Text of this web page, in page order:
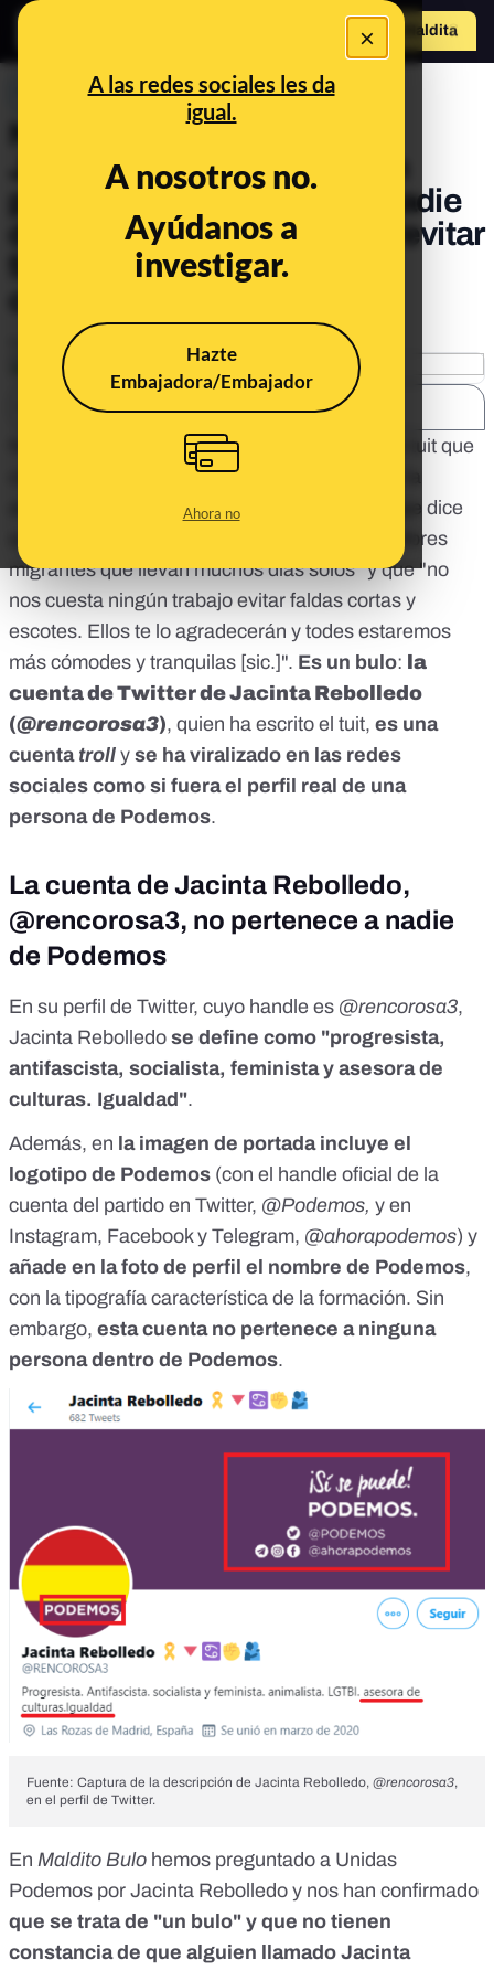
×
A las redes sociales les da
igual.
A nosotros no.
Ayúdanos a
investigar.
Hazte
Embajadora/Embajador
Ahora no
Hazte Maldito
PREBUNKING
No, la cuenta de Twitter de
Jacinta Rebolledo no es un
perfil real de Podemos ni nadie
de este partido ha pedido "evitar
faldas y escotes": es una
Publicado el
SHARE:
Nos habéis preguntado por una captura de un tuit que
circula en redes sociales junto a la imagen de la
alcaldesa de Barcelona, Ada Colau. El mensaje dice
que "estos días vamos a acoger a 20.000 hombres
migrantes que llevan muchos días solos" y que "no
nos cuesta ningún trabajo evitar faldas cortas y
escotes. Ellos te lo agradecerán y todes estaremos
más cómodes y tranquilas [sic.]". Es un bulo: la
cuenta de Twitter de Jacinta Rebolledo
(@rencorosa3), quien ha escrito el tuit, es una
cuenta troll y se ha viralizado en las redes
sociales como si fuera el perfil real de una
persona de Podemos.
La cuenta de Jacinta Rebolledo,
@rencorosa3, no pertenece a nadie
de Podemos
En su perfil de Twitter, cuyo handle es @rencorosa3,
Jacinta Rebolledo se define como "progresista,
antifascista, socialista, feminista y asesora de
culturas. Igualdad".
Además, en la imagen de portada incluye el
logotipo de Podemos (con el handle oficial de la
cuenta del partido en Twitter, @Podemos, y en
Instagram, Facebook y Telegram, @ahorapodemos) y
añade en la foto de perfil el nombre de Podemos,
con la tipografía característica de la formación. Sin
embargo, esta cuenta no pertenece a ninguna
persona dentro de Podemos.
Fuente: Captura de la descripción de Jacinta Rebolledo, @rencorosa3,
en el perfil de Twitter.
En Maldito Bulo hemos preguntado a Unidas
Podemos por Jacinta Rebolledo y nos han confirmado
que se trata de "un bulo" y que no tienen
constancia de que alguien llamado Jacinta